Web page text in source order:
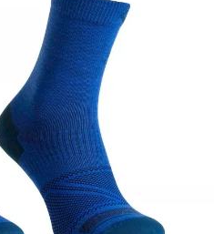
räknas varje steg.
Ortovoxär här för att
lätt dans på åsarna. Tack